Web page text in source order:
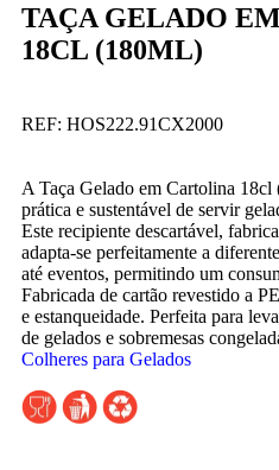
TAÇA GELADO
18CL (180ML)
REF: HOS222.91CX2000
A Taça Gelado em Cartolina 18cl
prática e sustentável de servir
Este recipiente descartável,
adapta-se perfeitamente a
até eventos, permitindo um
Fabricada de cartão revestido a
e estanqueidade. Perfeita para
de gelados e sobremesas
Colheres para Gelados